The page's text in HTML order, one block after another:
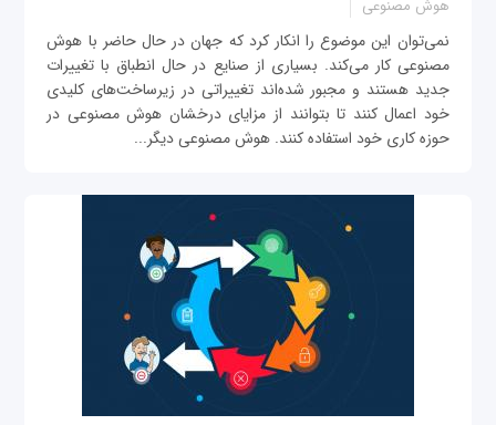
هوش مصنوعی
نمی‌توان این موضوع را انکار کرد که جهان در حال حاضر با هوش
مصنوعی کار می‌کند. بسیاری از صنایع در حال انطباق با تغییرات
جدید هستند و مجبور شده‌اند تغییراتی در زیرساخت‌های کلیدی
خود اعمال کنند تا بتوانند از مزایای درخشان هوش مصنوعی در
حوزه کاری خود استفاده کنند. هوش مصنوعی دیگر...